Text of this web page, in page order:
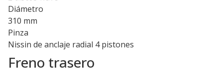
Diámetro
310 mm
Pinza
Nissin de anclaje radial 4 pistones
Freno trasero